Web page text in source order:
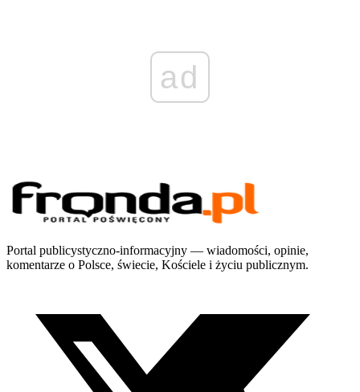
ad
Portal publicystyczno-informacyjny — wiadomości, opinie,
komentarze o Polsce, świecie, Kościele i życiu publicznym.